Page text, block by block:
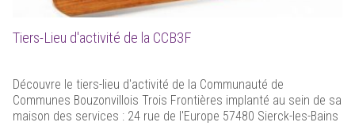
Tiers-Lieu d'activité de la CCB3F
Découvre le tiers-lieu d'activité de la Communauté de
Communes Bouzonvillois Trois Frontières implanté au sein de sa
maison des services : 24 rue de l'Europe 57480 Sierck-les-Bains